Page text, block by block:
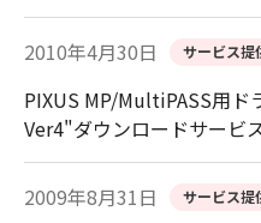
2010年4月30日 サービス提
PIXUS MP/MultiPASS用
Ver4"ダウンロードサービ
2009年8月31日 サービス提